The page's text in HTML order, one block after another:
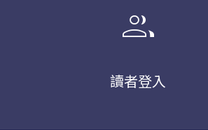
group
讀者登入